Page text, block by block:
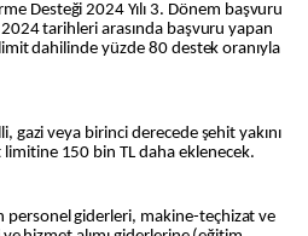
Desteği 2024 Yılı 3. Dönem başvuru
tarihleri arasında başvuru yapan
dahilinde yüzde 80 destek oranıyla
gazi veya birinci derecede şehit yakını
150 bin TL daha eklenecek.
personel giderleri, makine-teçhizat ve